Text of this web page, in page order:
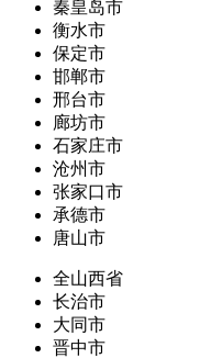
秦皇岛市
衡水市
保定市
邯郸市
邢台市
廊坊市
石家庄市
沧州市
张家口市
承德市
唐山市
全山西省
长治市
大同市
晋中市